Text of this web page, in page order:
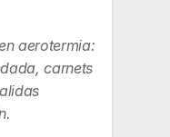
aerotermia:
carnets